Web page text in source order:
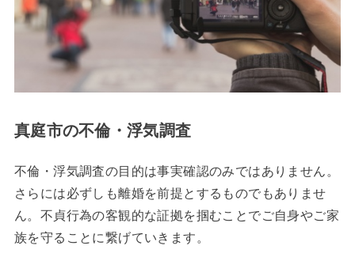
真庭市の不倫・浮気調査
不倫・浮気調査の目的は事実確認のみではありません。
さらには必ずしも離婚を前提とするものでもありませ
ん。不貞行為の客観的な証拠を掴むことでご自身やご家
族を守ることに繋げていきます。